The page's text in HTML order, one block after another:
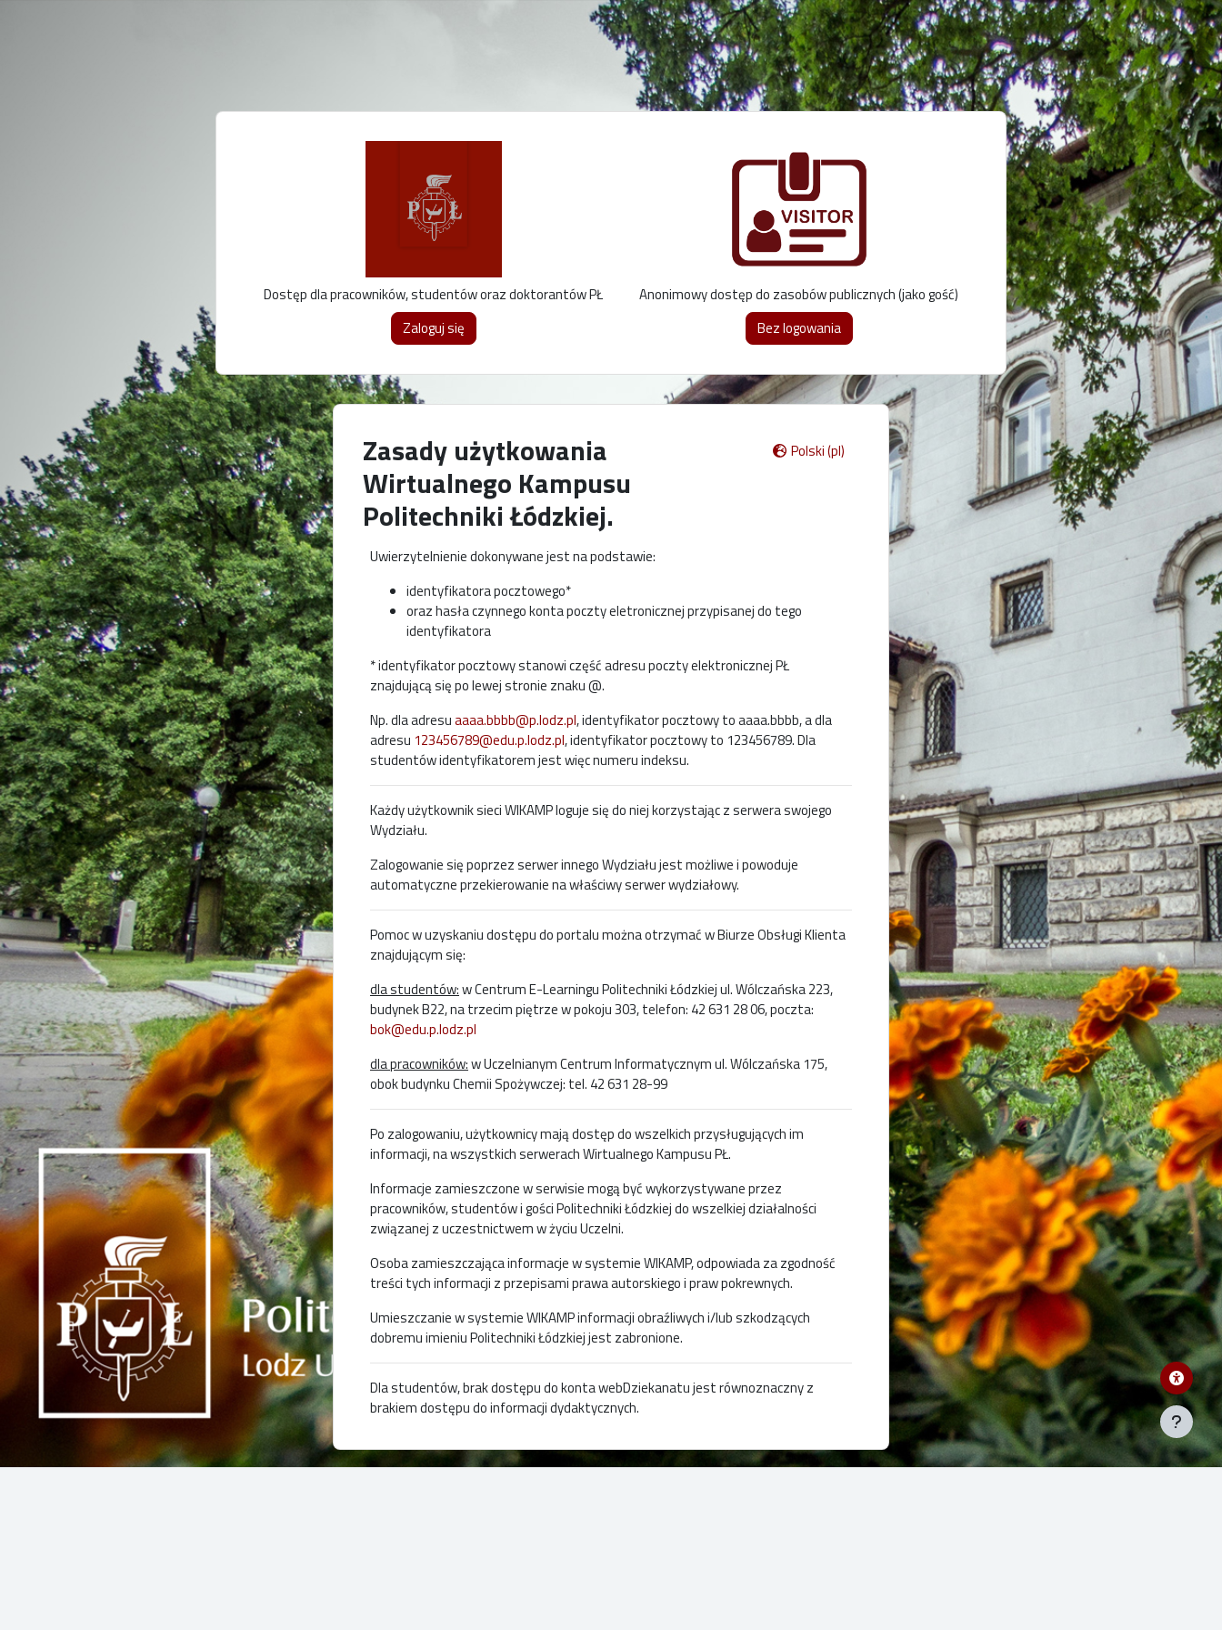
Dostęp dla pracowników, studentów oraz doktorantów PŁ Anonimowy dostęp do zasobów publicznych (jako gość)
Zasady użytkowania
Wirtualnego Kampusu
Politechniki Łódzkiej.
Polski ‎(pl)‎
Uwierzytelnienie dokonywane jest na podstawie:
identyfikatora pocztowego*
oraz hasła czynnego konta poczty eletronicznej przypisanej do tego
identyfikatora
* identyfikator pocztowy stanowi część adresu poczty elektronicznej PŁ
znajdującą się po lewej stronie znaku @.
Np. dla adresuaaaa.bbbb@p.lodz.pl, identyfikator pocztowy to aaaa.bbbb, a dla
adresu 123456789@edu.p.lodz.pl, identyfikator pocztowy to 123456789. Dla
studentów identyfikatorem jest więc numeru indeksu.
Każdy użytkownik sieci WIKAMP loguje się do niej korzystając z serwera swojego
Wydziału.
Zalogowanie się poprzez serwer innego Wydziału jest możliwe i powoduje
automatyczne przekierowanie na właściwy serwer wydziałowy.
Pomoc w uzyskaniu dostępu do portalu można otrzymać w Biurze Obsługi Klienta
znajdującym się:
dla studentów:w Centrum E-Learningu Politechniki Łódzkiej ul. Wólczańska 223,
budynek B22, na trzecim piętrze w pokoju 303, telefon: 42 631 28 06, poczta:
bok@edu.p.lodz.pl
dla pracowników:w Uczelnianym Centrum Informatycznym ul. Wólczańska 175,
obok budynku Chemii Spożywczej: tel. 42 631 28-99
Po zalogowaniu, użytkownicy mają dostęp do wszelkich przysługujących im
informacji, na wszystkich serwerach Wirtualnego Kampusu PŁ.
Informacje zamieszczone w serwisie mogą być wykorzystywane przez
pracowników, studentów i gości Politechniki Łódzkiej do wszelkiej działalności
związanej z uczestnictwem w życiu Uczelni.
Osoba zamieszczająca informacje w systemie WIKAMP, odpowiada za zgodność
treści tych informacji z przepisami prawa autorskiego i praw pokrewnych.
Umieszczanie w systemie WIKAMP informacji obraźliwych i/lub szkodzących
dobremu imieniu Politechniki Łódzkiej jest zabronione.
Dla studentów, brak dostępu do konta webDziekanatu jest równoznaczny z
brakiem dostępu do informacji dydaktycznych.
Dostęp do materiałów dydaktycznych jest limitowany przez Kierowników